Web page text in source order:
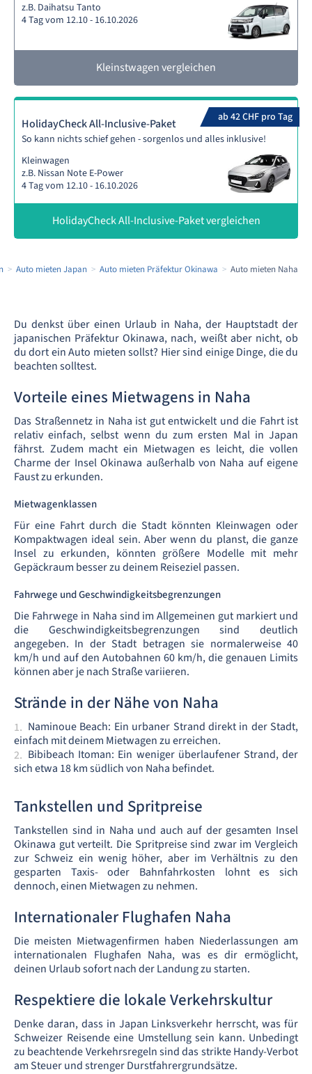
z.B. Daihatsu Tanto
4 Tag vom 12.10 - 16.10.2026
Kleinstwagen vergleichen
ab 42 CHF pro Tag
HolidayCheck All-Inclusive-Paket
So kann nichts schief gehen - sorgenlos und alles inklusive!
Kleinwagen
z.B. Nissan Note E-Power
4 Tag vom 12.10 - 16.10.2026
HolidayCheck All-Inclusive-Paket vergleichen
Auto mieten Japan Auto mieten Präfektur Okinawa Auto mieten Naha
Du denkst über einen Urlaub in Naha, der Hauptstadt der
japanischen Präfektur Okinawa, nach, weißt aber nicht, ob
du dort ein Auto mieten sollst? Hier sind einige Dinge, die du
beachten solltest.
Vorteile eines Mietwagens in Naha
Das Straßennetz in Naha ist gut entwickelt und die Fahrt ist
relativ einfach, selbst wenn du zum ersten Mal in Japan
fährst. Zudem macht ein Mietwagen es leicht, die vollen
Charme der Insel Okinawa außerhalb von Naha auf eigene
Faust zu erkunden.
Mietwagenklassen
Für eine Fahrt durch die Stadt könnten Kleinwagen oder
Kompaktwagen ideal sein. Aber wenn du planst, die ganze
Insel zu erkunden, könnten größere Modelle mit mehr
Gepäckraum besser zu deinem Reiseziel passen.
Fahrwege und Geschwindigkeitsbegrenzungen
Die Fahrwege in Naha sind im Allgemeinen gut markiert und
die Geschwindigkeitsbegrenzungen sind deutlich
angegeben. In der Stadt betragen sie normalerweise 40
km/h und auf den Autobahnen 60 km/h, die genauen Limits
können aber je nach Straße variieren.
Strände in der Nähe von Naha
Naminoue Beach: Ein urbaner Strand direkt in der Stadt,
einfach mit deinem Mietwagen zu erreichen.
Bibibeach Itoman: Ein weniger überlaufener Strand, der
sich etwa 18 km südlich von Naha befindet.
Tankstellen und Spritpreise
Tankstellen sind in Naha und auch auf der gesamten Insel
Okinawa gut verteilt. Die Spritpreise sind zwar im Vergleich
zur Schweiz ein wenig höher, aber im Verhältnis zu den
gesparten Taxis- oder Bahnfahrkosten lohnt es sich
dennoch, einen Mietwagen zu nehmen.
Internationaler Flughafen Naha
Die meisten Mietwagenfirmen haben Niederlassungen am
internationalen Flughafen Naha, was es dir ermöglicht,
deinen Urlaub sofort nach der Landung zu starten.
Respektiere die lokale Verkehrskultur
Denke daran, dass in Japan Linksverkehr herrscht, was für
Schweizer Reisende eine Umstellung sein kann. Unbedingt
zu beachtende Verkehrsregeln sind das strikte Handy-Verbot
am Steuer und strenger Durstfahrergrundsätze.